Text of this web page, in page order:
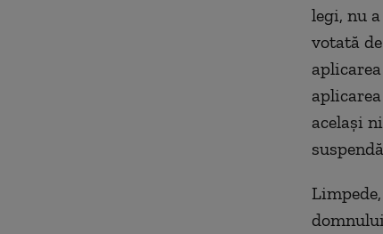
legi, nu
votată
același